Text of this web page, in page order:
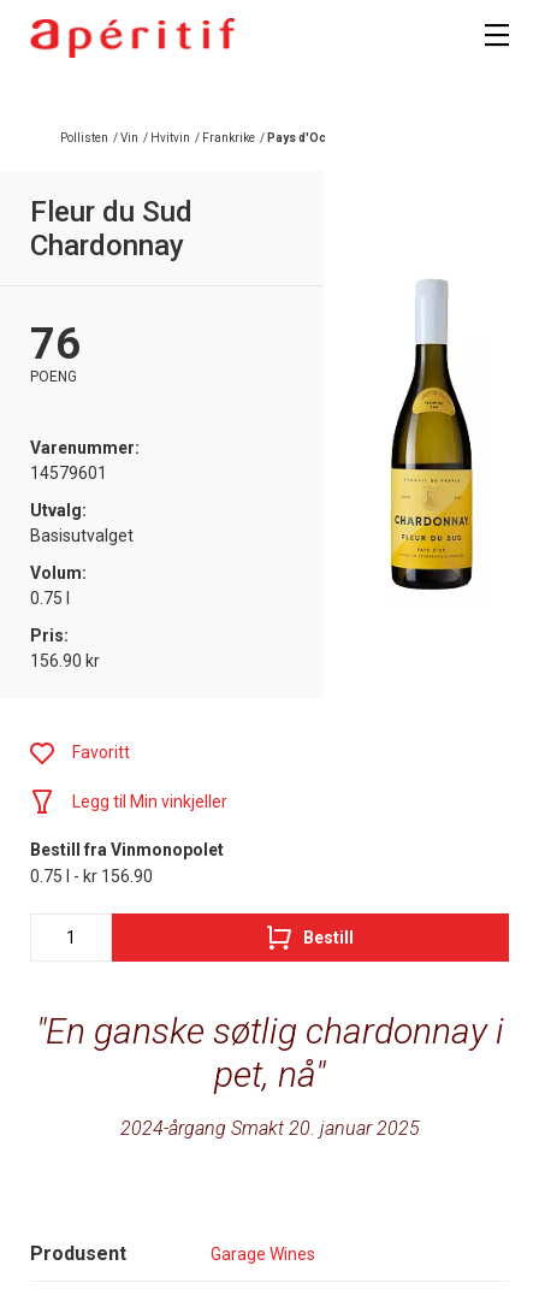
Pollisten /Vin / Hvitvin / Frankrike / Pays d'Oc
Fleur du Sud
Chardonnay
76
POENG
Varenummer:
14579601
Utvalg:
Basisutvalget
Volum:
0.75 l
Pris:
156.90 kr
En ganske søtlig chardonnay i
pet, nå
2024-årgang Smakt 20. januar 2025
Produsent Garage Wines
Favoritt
Legg til Min vinkjeller
Bestill fra Vinmonopolet
0.75 l - kr 156.90
Bestill